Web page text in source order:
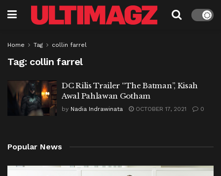
Home Tag collin farrel
Tag: collin farrel
DC Rilis Trailer “The Batman”, Kisah
Awal Pahlawan Gotham
by Nadia Indrawinata OCTOBER 17, 2021 0
Popular News